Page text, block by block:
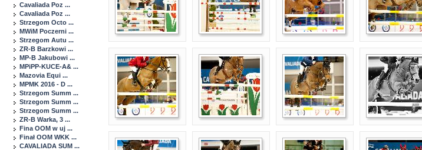
Cavaliada Poz ...
Cavaliada Poz ...
Strzegom Octo ...
MWiM Poczerni ...
Strzegom Autu ...
ZR-B Barzkowi ...
MP-B Jakubowi ...
MPiPP-KUCE-A& ...
Mazovia Equi ...
MPMK 2016 - D ...
Strzegom Summ ...
Strzegom Summ ...
Strzegom Summ ...
ZR-B Warka, 3 ...
Fina OOM w uj ...
Finał OOM WKK ...
CAVALIADA SUM ...